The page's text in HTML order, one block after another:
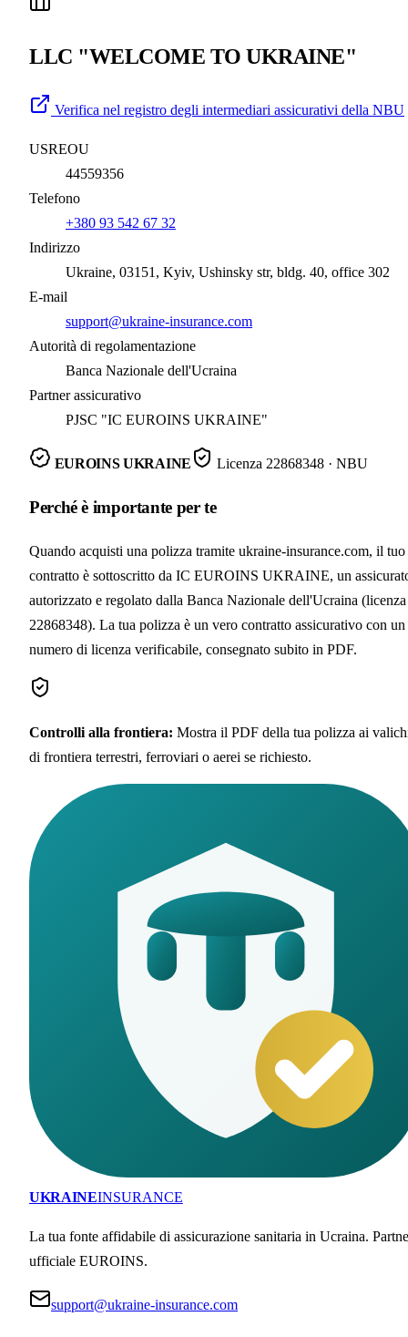
LLC "WELCOME TO UKRAINE"
Verifica nel registro degli intermediari assicurativi della NBU
USREOU
44559356
Telefono
+380 93 542 67 32
Indirizzo
Ukraine, 03151, Kyiv, Ushinsky str, bldg. 40, office 302
E-mail
support@ukraine-insurance.com
Autorità di regolamentazione
Banca Nazionale dell'Ucraina
Partner assicurativo
PJSC "IC EUROINS UKRAINE"
EUROINS UKRAINE Licenza 22868348· NBU
Perché è importante per te
Quando acquisti una polizza tramite ukraine-insurance.com, il tuo
contratto è sottoscritto da IC EUROINS UKRAINE, un
autorizzato e regolato dalla Banca Nazionale dell'Ucraina (licenza
22868348). La tua polizza è un vero contratto assicurativo con un
numero di licenza verificabile, consegnato subito in PDF.
Controlli alla frontiera: Mostra il PDF della tua polizza ai
di frontiera terrestri, ferroviari o aerei se richiesto.
UKRAINEINSURANCE
La tua fonte affidabile di assicurazione sanitaria in Ucraina.
ufficiale EUROINS.
support@ukraine-insurance.com